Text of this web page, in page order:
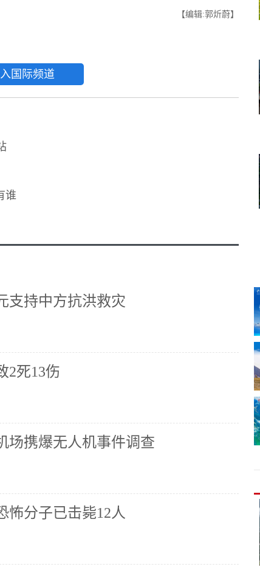
【编辑:郭炘蔚】
国际频道
谁
支持中方抗洪救灾
2死13伤
场携爆无人机事件调查
怖分子已击毙12人